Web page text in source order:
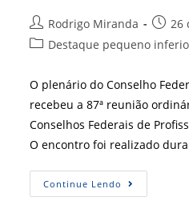
Autor
do
Rodrigo Miranda
Post26
Categoria
post:
Destaque pequeno
O plenário do Conselho
recebeu a 87ª reunião
Conselhos Federais de
O encontro foi realizado
Continue Lendo Fórum
Dos